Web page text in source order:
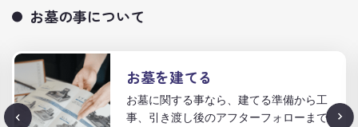
お墓の事について
お墓を建てる
お墓に関する事なら、建てる準備から工
事、引き渡し後のアフターフォローまで